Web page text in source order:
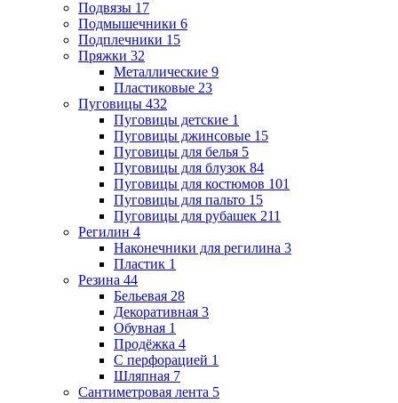
Подвязы 17
Подмышечники 6
Подплечники 15
Пряжки 32
Металлические 9
Пластиковые 23
Пуговицы 432
Пуговицы детские 1
Пуговицы джинсовые 15
Пуговицы для белья 5
Пуговицы для блузок 84
Пуговицы для костюмов 101
Пуговицы для пальто 15
Пуговицы для рубашек 211
Регилин 4
Наконечники для регилина 3
Пластик 1
Резина 44
Бельевая 28
Декоративная 3
Обувная 1
Продёжка 4
С перфорацией 1
Шляпная 7
Сантиметровая лента 5